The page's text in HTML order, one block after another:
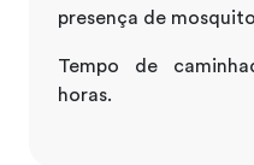
presença de
Tempo de
horas.